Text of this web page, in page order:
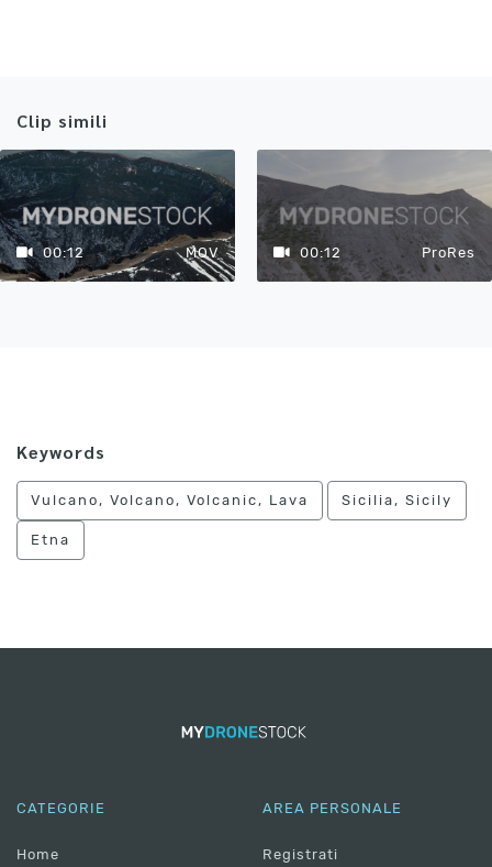
Clip simili
00:12 MOV 00:12 ProRes
Keywords
Vulcano, Volcano, Volcanic, Lava Sicilia, Sicily
Etna
CATEGORIE
Home
AREA PERSONALE
Registrati